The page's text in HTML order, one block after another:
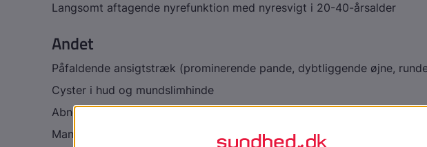
Langsomt aftagende nyrefunktion med nyresvigt i 20-40-årsalder
Andet
Påfaldende ansigtstræk (prominerende pande, dybtliggende øjne,
Cyster i hud og mundslimhinde
Abnorme tænder
Manglende testikler i pungen (kryptokisme)